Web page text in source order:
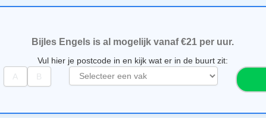
Bijles Engels is al mogelijk vanaf €21 per uur.
Vul hier je postcode in en kijk wat er in de buurt zit:
e